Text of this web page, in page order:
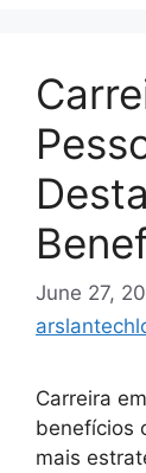
June 27,
Carreira
benefícios
mais